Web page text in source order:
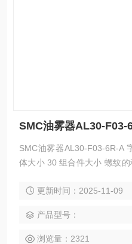
SMC油雾器AL30-F03-
SMC油雾器AL30-F03-6R-A 字段描述 字段取
体大小 30 组合件大小 螺纹的种类 F G 接管口径 03 3/8 可选
门
更新时间：2025-11-09
产品型号：
浏览量：2321